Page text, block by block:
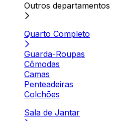
Outros departamentos
Quarto Completo
Guarda-Roupas
Cômodas
Camas
Penteadeiras
Colchões
Sala de Jantar